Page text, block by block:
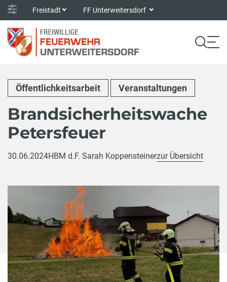
Freistadt FF Unterweitersdorf
Öffentlichkeitsarbeit Veranstaltungen
Brandsicherheitswache
Petersfeuer
30.06.2024HBM d.F. Sarah Koppensteinerzur Übersicht